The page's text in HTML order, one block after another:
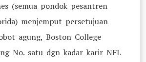
(semua pondok pesantren
menjemput persetujuan
agung, Boston College
No. satu dgn kadar karir NFL